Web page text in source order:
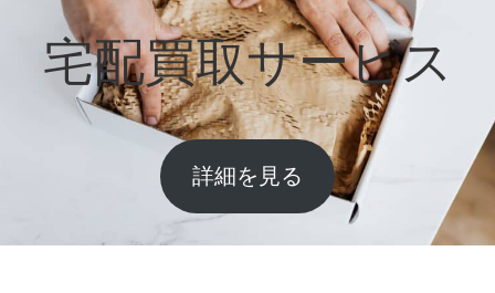
宅配買取サービス
詳細を見る